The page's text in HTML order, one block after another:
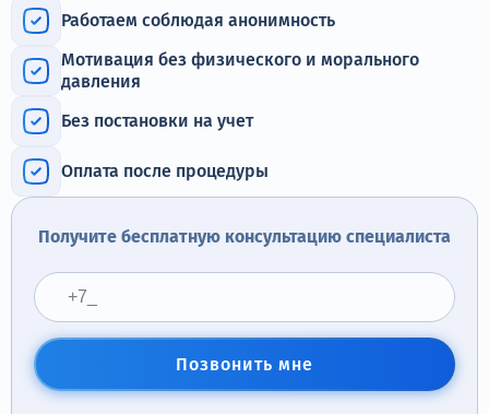
Контакты
Круглосуточно, анонимно
+7 (905) 483-87-88
Адрес call-центра
Работаем соблюдая анонимность
Мотивация без физического и морального
давления
Без постановки на учет
Оплата после процедуры
Получите бесплатную консультацию специалиста
Позвонить мне